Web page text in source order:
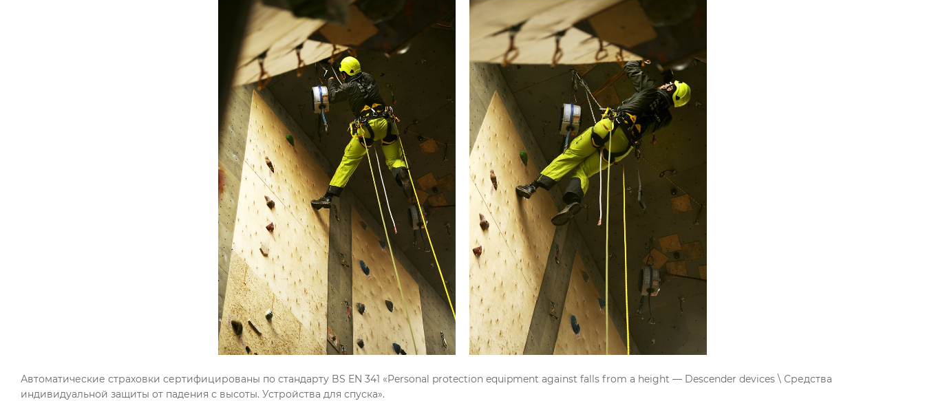
Автоматические страховки сертифицированы по стандарту BS EN 341 «Personal protection equipment against falls from a height — Descender devices \ Средства
индивидуальной защиты от падения с высоты. Устройства для спуска».